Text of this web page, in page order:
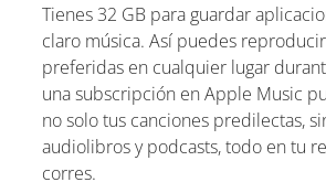
Tienes 32 GB para guardar
claro música. Así puedes
preferidas en cualquier lugar
una subscripción en Apple Music
no solo tus canciones predilectas,
audiolibros y podcasts, todo en tu
corres.